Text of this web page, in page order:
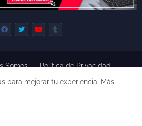
2022 -
Somos
Política de Privacidad
Términos y Condiciones de Uso
para mejorar tu experiencia. Más